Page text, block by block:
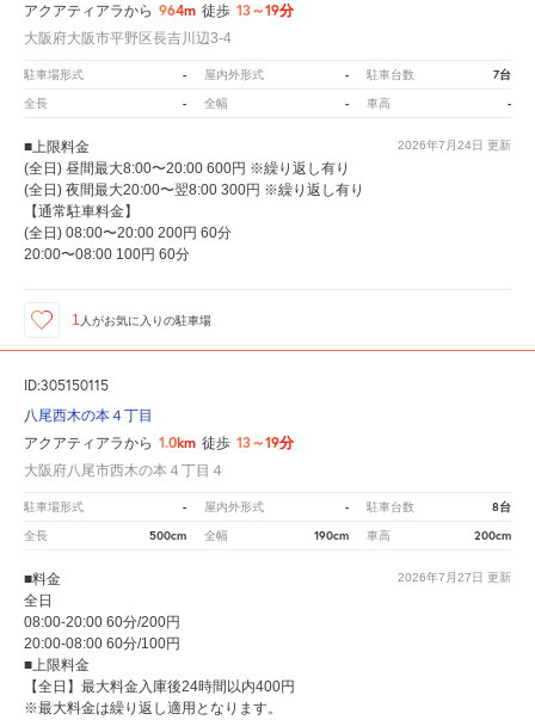
アクアティアラから 964m 徒歩 13～19分
大阪府大阪市平野区長吉川辺3-4
駐車場形式 - 屋内外形式 - 駐車台数 7台
全長 - 全幅 - 車高 -
2026年7月24日 更新
■上限料金
(全日) 昼間最大8:00〜20:00 600円 ※繰り返し有り
(全日) 夜間最大20:00〜翌8:00 300円 ※繰り返し有り
【通常駐車料金】
(全日) 08:00〜20:00 200円 60分
20:00〜08:00 100円 60分
1 人がお気に入りの駐車場
ID:305150115
八尾西木の本４丁目
アクアティアラから 1.0km 徒歩 13～19分
大阪府八尾市西木の本４丁目４
駐車場形式 - 屋内外形式 - 駐車台数 8台
全長 500cm 全幅 190cm 車高 200cm
2026年7月27日 更新
■料金
全日
08:00-20:00 60分/200円
20:00-08:00 60分/100円
■上限料金
【全日】最大料金入庫後24時間以内400円
※最大料金は繰り返し適用となります。